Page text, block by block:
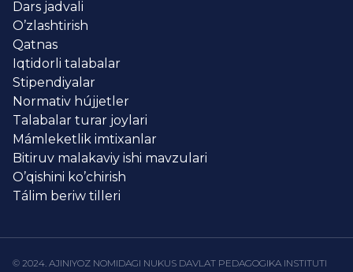
Dars jadvali
O’zlashtirish
Qatnas
Iqtidorli talabalar
Stipendiyalar
Normativ hújjetler
Talabalar turar joylari
Mámleketlik imtixanlar
Bitiruv malakaviy ishi mavzulari
O’qishini ko’chirish
Tálim beriw tilleri
© 2024. AJINIYOZ NOMIDAGI NUKUS DAVLAT PEDAGOGIKA INSTITUTI